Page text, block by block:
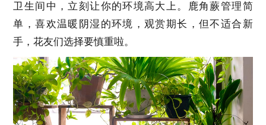
卫生间中，立刻让你的环境高大上。鹿角蕨管理简
单，喜欢温暖阴湿的环境，观赏期长，但不适合新
手，花友们选择要慎重啦。